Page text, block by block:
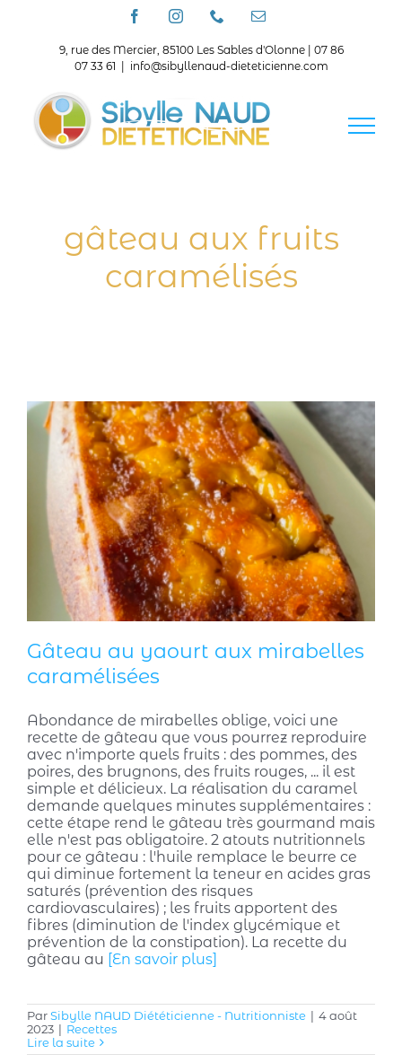
FacebookInstagramTéléphoneEmail
9, rue des Mercier, 85100 Les Sables d'Olonne | 07 86
07 33 61
info@sibyllenaud-dieteticienne.com
gâteau aux fruits
caramélisés
Gâteau au yaourt aux mirabelles
caramélisées
Abondance de mirabelles oblige, voici une
recette de gâteau que vous pourrez reproduire
avec n'importe quels fruits : des pommes, des
poires, des brugnons, des fruits rouges, ... il est
simple et délicieux. La réalisation du caramel
demande quelques minutes supplémentaires :
cette étape rend le gâteau très gourmand mais
elle n'est pas obligatoire. 2 atouts nutritionnels
pour ce gâteau : l'huile remplace le beurre ce
qui diminue fortement la teneur en acides gras
saturés (prévention des risques
cardiovasculaires) ; les fruits apportent des
fibres (diminution de l'index glycémique et
prévention de la constipation). La recette du
gâteau au [En savoir plus]
ParSibylle NAUD Diététicienne - Nutritionniste | 4 août
2023 | Recettes
Lire la suite